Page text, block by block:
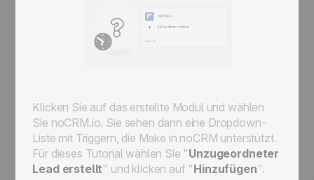
Klicken Sie auf das erstellte Modul und wählen
Sie noCRM.io. Sie sehen dann eine Dropdown-
Liste mit Triggern, die Make in noCRM unterstützt.
Für dieses Tutorial wählen Sie "Unzugeordneter
Lead erstellt" und klicken auf "Hinzufügen".